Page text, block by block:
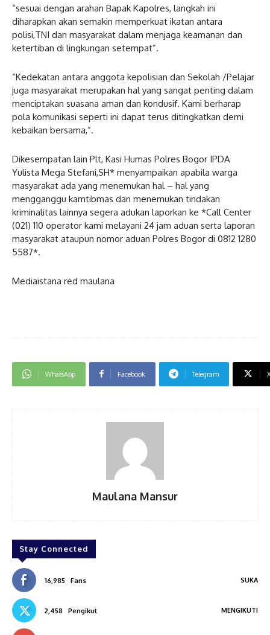
“sesuai dengan arahan Bapak Kapolres, langkah ini
diharapkan akan semakin memperkuat ikatan antara
polisi,TNI dan masyarakat dalam menjaga keamanan dan
ketertiban di lingkungan setempat”.
“Kedekatan antara anggota kepolisian dan Sekolah /Pelajar
juga masyarakat merupakan hal yang sangat penting dalam
menciptakan suasana aman dan kondusif. Kami berharap
pola komunikasi seperti ini dapat terus ditingkatkan demi
kebaikan bersama,”.
Dikesempatan lain Plt, Kasi Humas Polres Bogor IPDA
Yulista Mega Stefani,SH* menyampaikan apabila warga
masyarakat ada yang menemukan hal – hal yang
mengganggu kamtibmas dan menemukan tindakan
kriminalitas lainnya segera adukan laporkan ke *Call Center
(021) 110 operator kami melayani 24 jam aduan serta laporan
masyarakat ataupun nomor aduan Polres Bogor di 0812 1280
5587*.
Mediaistana red maulana
WhatsApp Facebook Telegram
Maulana Mansur
Stay Connected
16,985 Fans SUKA
2,458 Pengikut MENGIKUTI